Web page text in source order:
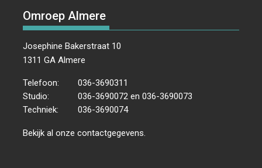
Omroep Almere
Josephine Bakerstraat 10
1311 GA Almere
Telefoon:
036-3690311
Studio:
036-3690072 en 036-3690073
Techniek:
036-3690074
Bekijk al onzecontactgegevens